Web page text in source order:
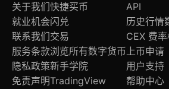
关于我们
就业机会
联系我们
服务条款
隐私政策
免责声明
快捷买币
闪兑
交易
浏览所有数字货币
新手学院
TradingView
API
历史行情
CEX 费
上币申请
用户支持
帮助中心